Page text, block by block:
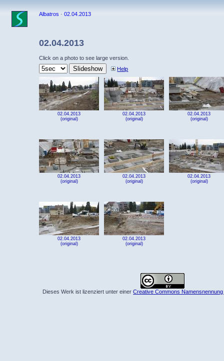
Albatros ·02.04.2013
02.04.2013
Click on a photo to see large version.
Help
02.04.2013
(original)
02.04.2013
(original)
02.04.2013
(original)
02.04.2013
(original)
02.04.2013
(original)
02.04.2013
(original)
02.04.2013
(original)
02.04.2013
(original)
Dieses Werk ist lizenziert unter einerCreative Commons